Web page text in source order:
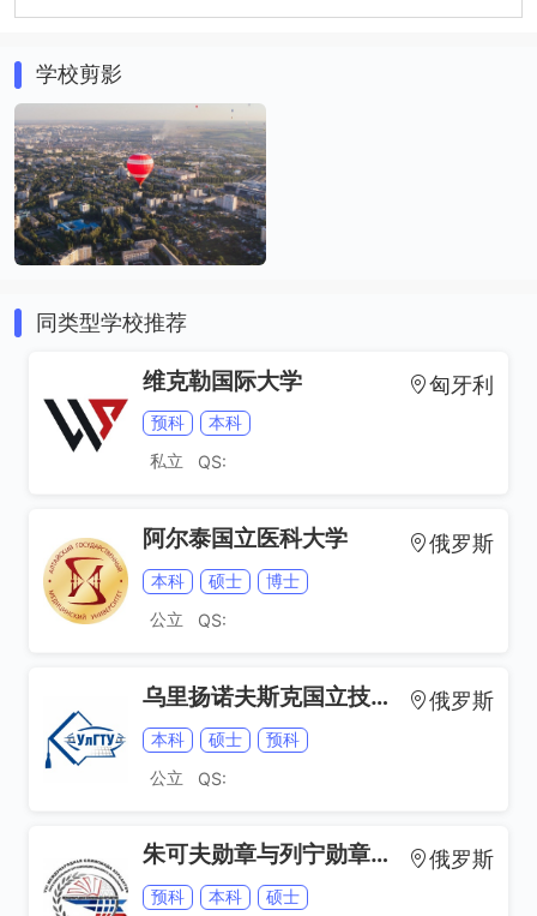
学校剪影
同类型学校推荐
维克勒国际大学 匈牙利
预科
本科
私立
QS:
阿尔泰国立医科大学 俄罗斯
本科 硕士
博士
公立
QS:
乌里扬诺夫斯克国立技术大学 俄罗斯
本科 硕士
预科
公立
QS:
朱可夫勋章与列宁勋章苏联元帅布琼尼红旗军事通信学院 俄罗斯
预科 本科 硕士